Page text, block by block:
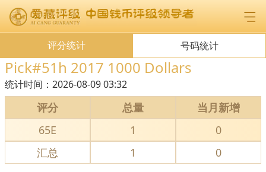
评分统计 号码统计
Pick#51h 2017 1000 Dollars
统计时间： 2026-08-09 03:32
评分 总量
当月新增
65E
1
0
汇总
1 0